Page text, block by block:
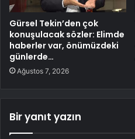
Gürsel Tekin’den çok
konuşulacak sözler: Elimde
haberler var, önümüzdeki
günlerde…
Ağustos 7, 2026
Bir yanıt yazın